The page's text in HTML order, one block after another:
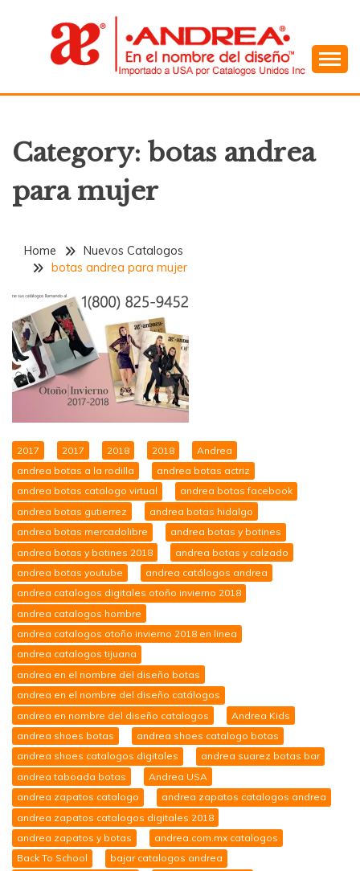
ANDREA
Category: botas andrea
para mujer
Home
Nuevos Catalogos
botas andrea para mujer
2017 2017 2018 2018
Andrea
andrea botas a la rodilla
andrea botas actriz
andrea botas catalogo virtual
andrea botas facebook
andrea botas gutierrez
andrea botas hidalgo
andrea botas mercadolibre
andrea botas y botines
andrea botas y botines 2018
andrea botas y calzado
andrea botas youtube
andrea catálogos andrea
andrea catalogos digitales otoño invierno 2018
andrea catalogos hombre
andrea catalogos otoño invierno 2018 en linea
andrea catalogos tijuana
andrea en el nombre del diseño botas
andrea en el nombre del diseño catálogos
andrea en nombre del diseño catalogos
Andrea Kids
andrea shoes botas
andrea shoes catalogo botas
andrea shoes catalogos digitales
andrea suarez botas bar
andrea taboada botas
Andrea USA
andrea zapatos catalogo
andrea zapatos catalogos andrea
andrea zapatos catalogos digitales 2018
andrea zapatos y botas
andrea.com.mx catalogos
Back To School
bajar catalogos andrea